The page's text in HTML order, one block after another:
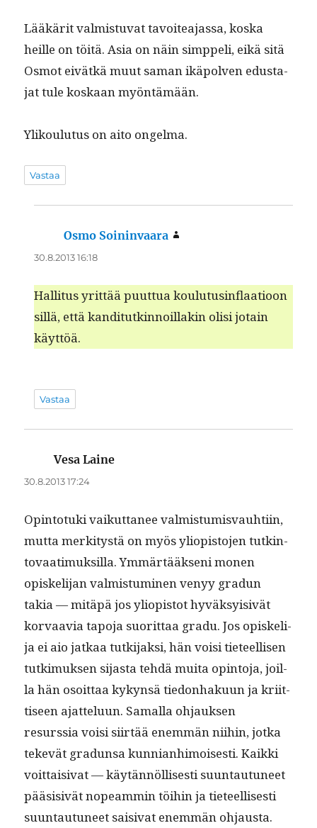
Lääkärit valmis­tu­vat tavoitea­jas­sa, kos­ka
heille on töitä. Asia on näin simp­peli, eikä sitä
Osmot eivätkä muut saman ikäpol­ven edus­ta­
jat tule koskaan myöntämään.
Ylik­oulu­tus on aito ongelma.
Vastaa
Osmo Soininvaara
30.8.2013 16:18
Hal­li­tus yrit­tää puut­tua koulu­tus­in­flaa­tioon
sil­lä, että kan­di­tutkin­noil­lakin olisi jotain
käyttöä.
Vastaa
Vesa Laine
30.8.2013 17:24
Opin­to­tu­ki vaikut­ta­nee valmis­tu­mis­vauhti­in,
mut­ta merk­i­tys­tä on myös yliopis­to­jen tutk­in­
to­vaa­timuk­sil­la. Ymmärtääk­seni mon­en
opiske­li­jan valmis­tu­mi­nen venyy gradun
takia — mitäpä jos yliopis­tot hyväksy­i­sivät
kor­vaavia tapo­ja suorit­taa gradu. Jos opiske­li­
ja ei aio jatkaa tutk­i­jak­si, hän voisi tieteel­lisen
tutkimuk­sen sijas­ta tehdä mui­ta opin­to­ja, joil­
la hän osoit­taa kykyn­sä tiedonhaku­un ja kri­it­
tiseen ajat­telu­un. Samal­la ohjauk­sen
resurssia voisi siirtää enem­män niihin, jot­ka
tekevät gradun­sa kun­ni­an­hi­moi­ses­ti. Kaik­ki
voit­taisi­vat — käytän­nöl­lis­es­ti suun­tau­tuneet
pää­si­sivät nopeam­min töi­hin ja tieteel­lis­es­ti
suun­tau­tuneet saisi­vat enem­män ohjausta.